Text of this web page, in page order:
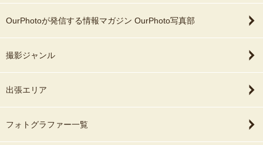
OurPhotoが発信する情報マガジン OurPhoto写真部
撮影ジャンル
出張エリア
フォトグラファー一覧